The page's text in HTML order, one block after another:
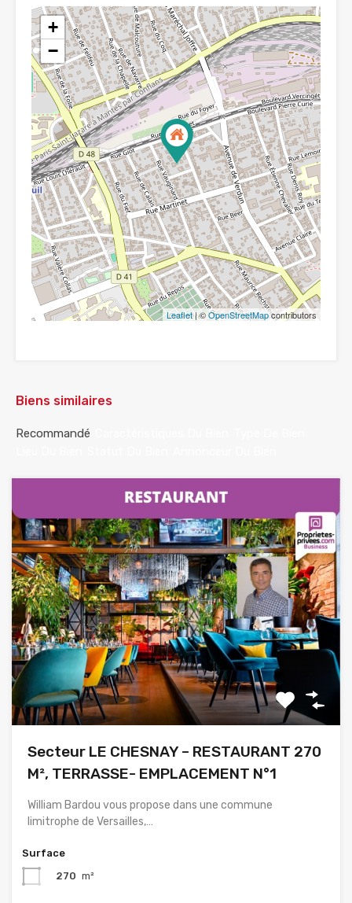
+
−
Leaflet| ©OpenStreetMapcontributors
Biens similaires
Recommandé
Secteur LE CHESNAY – RESTAURANT 270
M², TERRASSE- EMPLACEMENT N°1
William Bardou vous propose dans une commune
limitrophe de Versailles,…
Surface
270 m²